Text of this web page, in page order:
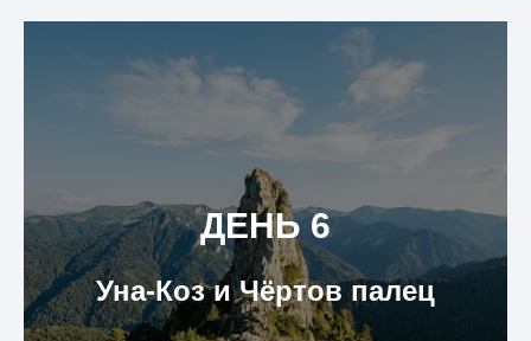
ДЕНЬ 6
Уна-Коз и Чёртов палец